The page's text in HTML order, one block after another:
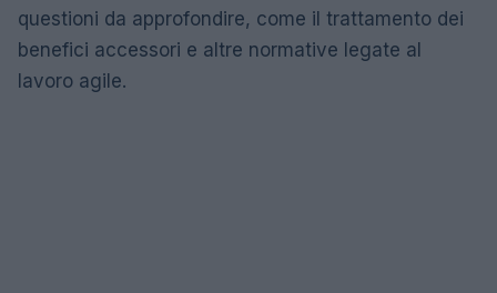
questioni da approfondire, come il trattamento dei
benefici accessori e altre normative legate al
lavoro agile.